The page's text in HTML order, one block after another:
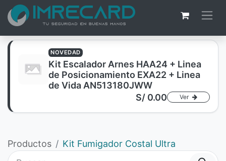
NOVEDAD
Kit Escalador Arnes HAA24 + Linea
de Posicionamiento EXA22 + Linea
de Vida AN513180JWW
S/ 0.00 Ver
Productos Kit Fumigador Costal Ultra